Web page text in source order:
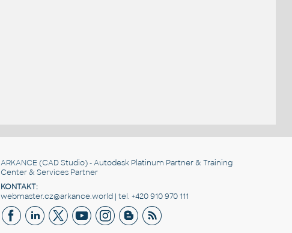
ARKANCE (CAD Studio) - Autodesk Platinum Partner & Training
Center & Services Partner
KONTAKT:
webmaster.cz@arkance.world | tel. +420 910 970 111